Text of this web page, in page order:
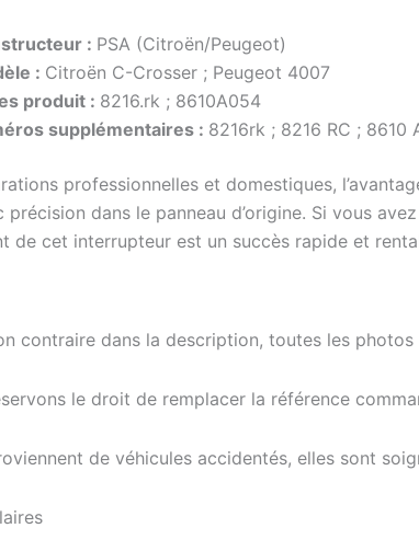
: PSA (Citroën/Peugeot)
: Citroën C-Crosser ; Peugeot 4007
produit : 8216.rk ; 8610A054
supplémentaires : 8216rk ; 8216 RC ; 8610
professionnelles et domestiques,
précision dans le panneau d’origine. Si vous
de cet interrupteur est un succès rapide et
contraire dans la description, toutes les
le droit de remplacer la référence
de véhicules accidentés, elles sont